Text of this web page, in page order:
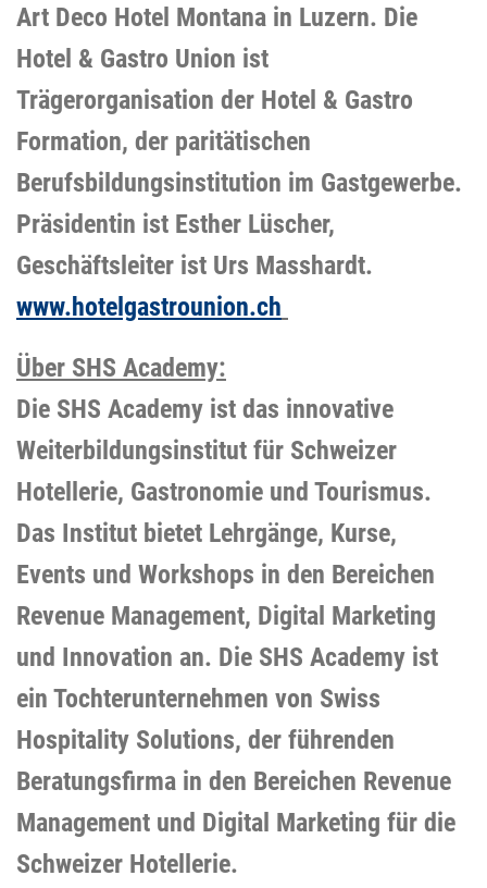
Art Deco Hotel Montana in Luzern. Die
Hotel & Gastro Union ist
Trägerorganisation der Hotel & Gastro
Formation, der paritätischen
Berufsbildungsinstitution im Gastgewerbe.
Präsidentin ist Esther Lüscher,
Geschäftsleiter ist Urs Masshardt.
www.hotelgastrounion.ch
Über SHS Academy:
Die SHS Academy ist das innovative
Weiterbildungsinstitut für Schweizer
Hotellerie, Gastronomie und Tourismus.
Das Institut bietet Lehrgänge, Kurse,
Events und Workshops in den Bereichen
Revenue Management, Digital Marketing
und Innovation an. Die SHS Academy ist
ein Tochterunternehmen von Swiss
Hospitality Solutions, der führenden
Beratungsfirma in den Bereichen Revenue
Management und Digital Marketing für die
Schweizer Hotellerie.